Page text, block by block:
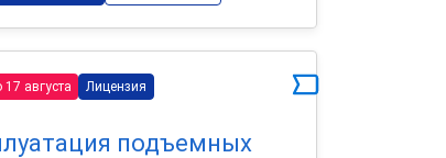
17 августа Лицензия
подъемных